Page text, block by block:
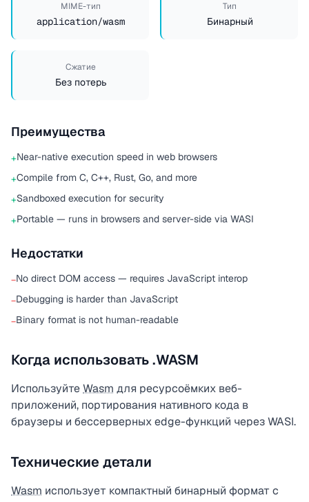
MIME-тип
application/wasm
Тип
Бинарный
Сжатие
Без потерь
Преимущества
+Near-native execution speed in web browsers
+Compile from C, C++, Rust, Go, and more
+Sandboxed execution for security
+Portable — runs in browsers and server-side via WASI
Недостатки
−No direct DOM access — requires JavaScript interop
−Debugging is harder than JavaScript
−Binary format is not human-readable
Когда использовать .WASM
ИспользуйтеWasm для ресурсоёмких веб-
приложений, портирования нативного кода в
браузеры и бессерверных edge-функций через WASI.
Технические детали
Wasm использует компактный бинарный формат с